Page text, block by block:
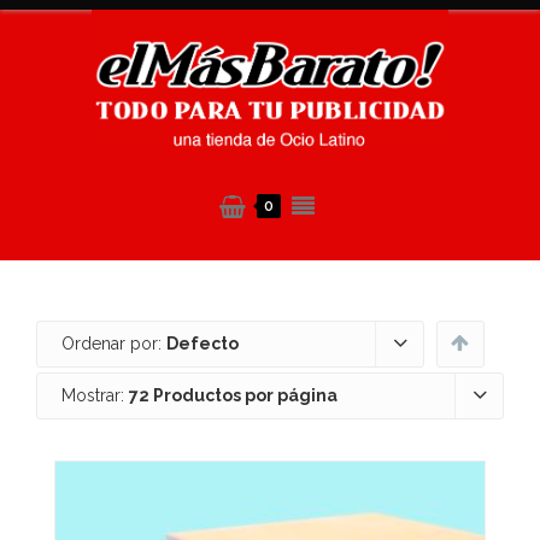
0
Ordenar por: Defecto
Mostrar: 72 Productos por página